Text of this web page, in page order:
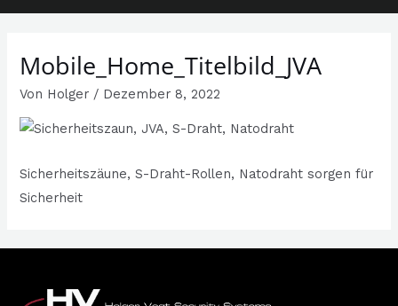
Mobile_Home_Titelbild_JVA
Von Holger / Dezember 8, 2022
Sicherheitszäune, S-Draht-Rollen, Natodraht sorgen für
Sicherheit